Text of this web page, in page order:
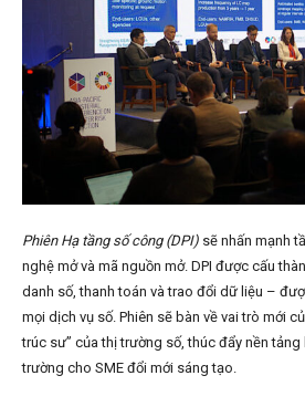
Phiên Hạ tầng số công (DPI) sẽ nhấn mạnh
nghệ mở và mã nguồn mở. DPI được cấu
danh số, thanh toán và trao đổi dữ liệu –
mọi dịch vụ số. Phiên sẽ bàn về vai trò mới
trúc sư” của thị trường số, thúc đẩy nền
trường cho SME đổi mới sáng tạo.